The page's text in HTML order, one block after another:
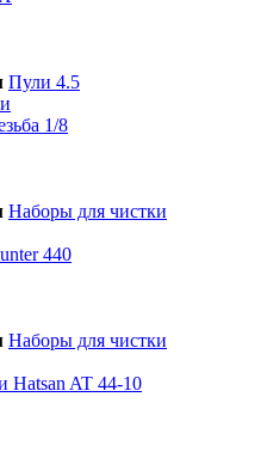
Пули 4.5
1/8
Наборы для чистки
440
Наборы для чистки
Hatsan AT 44-10